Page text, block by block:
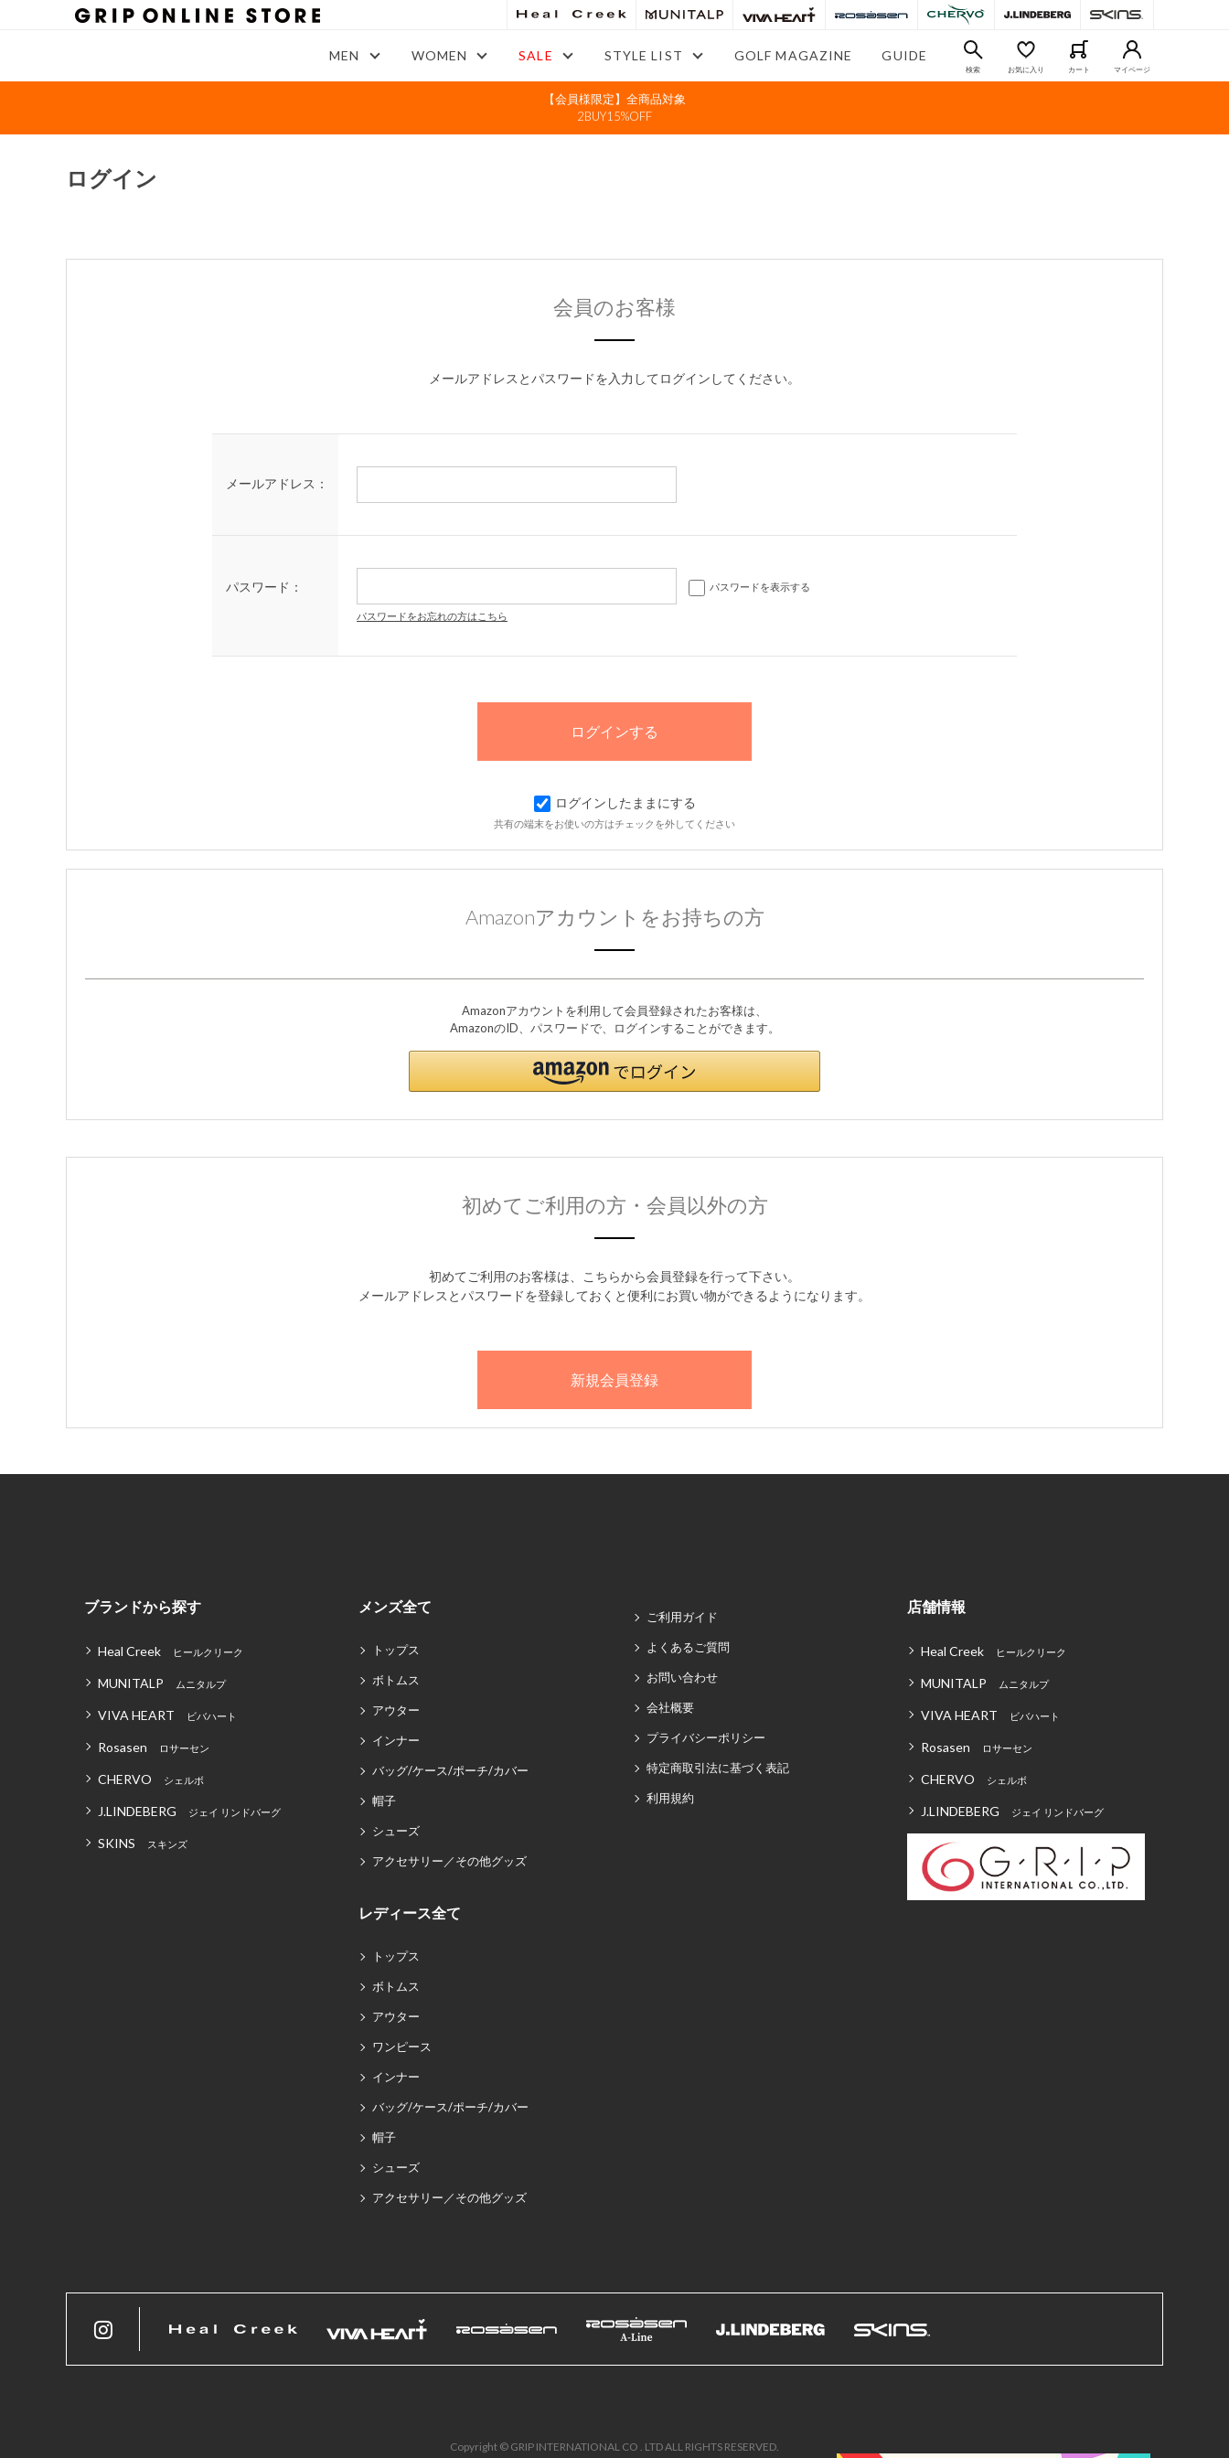
MEN WOMEN SALE STYLE LIST GOLF MAGAZINE GUIDE
検索 お気に入り カート マイページ
【会員様限定】全商品対象
2BUY15%OFF
ログイン
会員のお客様
メールアドレスとパスワードを入力してログインしてください。
メールアドレス：
パスワード： パスワードを表示する
パスワードをお忘れの方はこちら
ログインしたままにする
共有の端末をお使いの方はチェックを外してください
Amazonアカウントをお持ちの方
Amazonアカウントを利用して会員登録されたお客様は、
AmazonのID、パスワードで、ログインすることができます。
初めてご利用の方・会員以外の方
初めてご利用のお客様は、こちらから会員登録を行って下さい。
メールアドレスとパスワードを登録しておくと便利にお買い物ができるようになります。
ブランドから探す
Heal Creek ヒールクリーク
MUNITALP ムニタルプ
VIVA HEART ビバハート
Rosasen ロサーセン
CHERVO シェルボ
J.LINDEBERG ジェイ リンドバーグ
SKINS スキンズ
メンズ全て
トップス
ボトムス
アウター
インナー
バッグ/ケース/ポーチ/カバー
帽子
シューズ
アクセサリー／その他グッズ
レディース全て
トップス
ボトムス
アウター
ワンピース
インナー
バッグ/ケース/ポーチ/カバー
帽子
シューズ
アクセサリー／その他グッズ
ご利用ガイド
よくあるご質問
お問い合わせ
会社概要
プライバシーポリシー
特定商取引法に基づく表記
利用規約
店舗情報
Heal Creek ヒールクリーク
MUNITALP ムニタルプ
VIVA HEART ビバハート
Rosasen ロサーセン
CHERVO シェルボ
J.LINDEBERG ジェイ リンドバーグ
Copyright © GRIP INTERNATIONAL CO . LTD ALL RIGHTS RESERVED.